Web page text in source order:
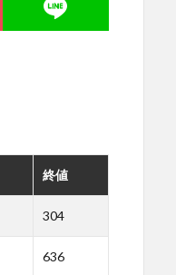
終値
304
636